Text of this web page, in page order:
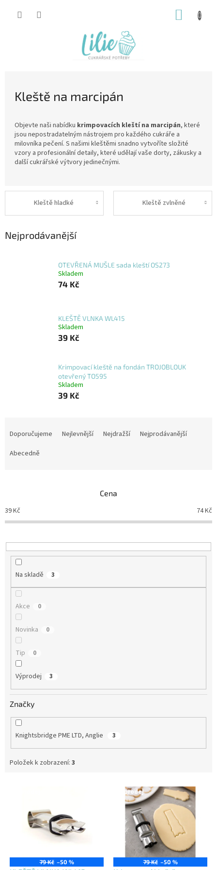
Kleště na marcipán
Objevte naši nabídku krimpovacích kleští na marcipán, které
jsou nepostradatelným nástrojem pro každého cukráře a
milovníka pečení. S našimi kleštěmi snadno vytvoříte složité
vzory a profesionální detaily, které udělají vaše dorty, zákusky a
další cukrářské výtvory jedinečnými.
Kleště hladké Kleště zvlněné
Nejprodávanější
OTEVŘENÁ MUŠLE sada kleští OS273
Skladem
74 Kč
KLEŠTĚ VLNKA WL415
Skladem
39 Kč
Krimpovací kleště na fondán TROJOBLOUK
otevřený TO595
Skladem
39 Kč
o
d
k
t
Doporučujeme Nejlevnější Nejdražší
Nejprodávanější
Abecedně
Cena
39Kč 74Kč
Na skladě 3
Akce 0
Novinka 0
Tip 0
Výprodej 3
Značky
Knightsbridge PME LTD, Anglie 3
Položek k zobrazení: 3
79 Kč –50 %
Výprodej
79 Kč –50 %